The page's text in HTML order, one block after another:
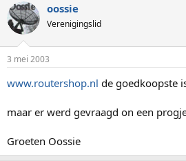
oossie
Verenigingslid
3 mei 2003
www.routershop.nl de goedkoopste
maar er werd gevraagd on een
Groeten Oossie